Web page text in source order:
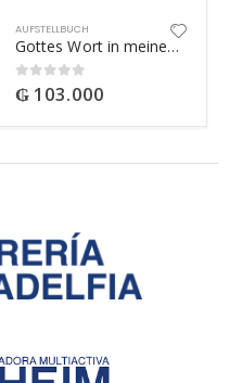
AUFSTELLBUCH
Gottes Wort in meinem Herzen
0out of 5
₲ 103.000